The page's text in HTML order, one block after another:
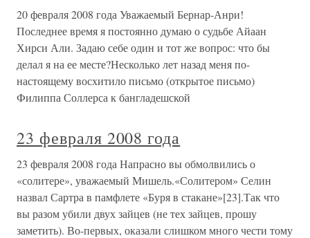
20 февраля 2008 года Уважаемый Бернар-Анри!
Последнее время я постоянно думаю о судьбе Айаан
Хирси Али. Задаю себе один и тот же вопрос: что бы
делал я на ее месте?Несколько лет назад меня по-
настоящему восхитило письмо (открытое письмо)
Филиппа Соллерса к бангладешской
23 февраля 2008 года
23 февраля 2008 года Напрасно вы обмолвились о
«солитере», уважаемый Мишель.«Солитером» Селин
назвал Сартра в памфлете «Буря в стакане»[23].Так что
вы разом убили двух зайцев (не тех зайцев, прошу
заметить). Во-первых, оказали слишком много чести тому